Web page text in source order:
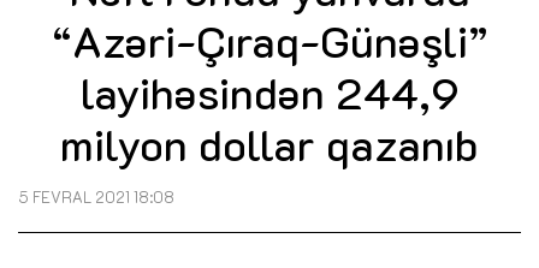
“Azəri-Çıraq-Günəşli”
layihəsindən 244,9
milyon dollar qazanıb
5 FEVRAL 2021 18:08